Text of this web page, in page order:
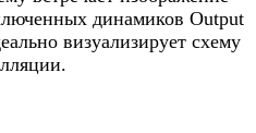
динамиков Output
визуализирует схему